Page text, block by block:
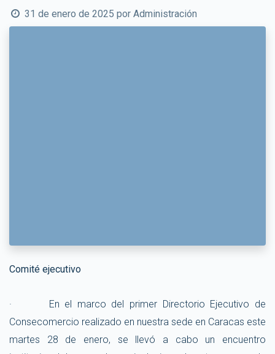
31 de enero de 2025 por Administración
Comité ejecutivo
· En el marco del primer Directorio Ejecutivo de
Consecomercio realizado en nuestra sede en Caracas este
martes 28 de enero, se llevó a cabo un encuentro